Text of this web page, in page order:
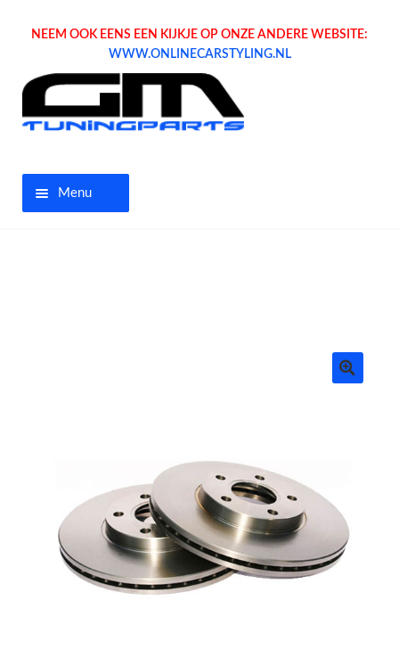
NEEM OOK EENS EEN KIJKJE OP ONZE ANDERE WEBSITE:
WWW.ONLINECARSTYLING.NL
Menu
Bedrijfswagen parts
Contact